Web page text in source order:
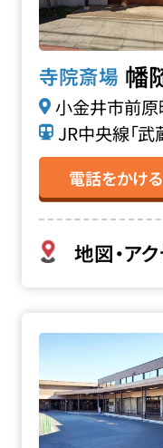
寺院斎場 幡
小金井市前
JR中央線「
電話をかける
地図・ア